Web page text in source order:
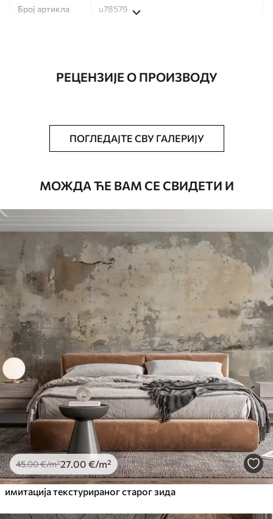
Број артикла u78579
Тапета се може нежно очистити меким
сунђером. Позадине са завршном
водом.
Доступни материјали
Standard
45.00 27.00 €
Premium
56.67 .00 /m²
Premium Vinil
65.0039.00€/m²
Peel and Stick
81.6749.00€/m²
РЕЦЕНЗИЈЕ О ПРОИЗВОДУ
ПОГЛЕДАЈТЕ СВУ ГАЛЕРИЈУ
МОЖДА ЋЕ ВАМ СЕ СВИДЕТИ И
45.00€/m²27 .00 €/m²
имитација текстурираног старог зида